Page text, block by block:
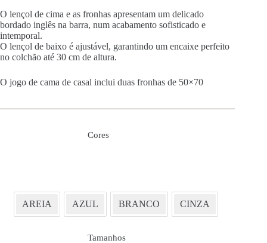
O lençol de cima e as fronhas apresentam um delicado
bordado inglês na barra, num acabamento sofisticado e
intemporal.
O lençol de baixo é ajustável, garantindo um encaixe perfeito
no colchão até 30 cm de altura.
O jogo de cama de casal inclui duas fronhas de 50×70
Cores
AREIA AZUL BRANCO CINZA
Tamanhos